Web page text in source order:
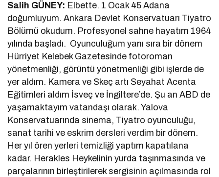
Salih GÜNEY: Elbette. 1 Ocak 45 Adana
doğumluyum. Ankara Devlet Konservatuarı Tiyatro
Bölümü okudum. Profesyonel sahne hayatım 1964
yılında başladı. Oyunculuğum yanı sıra bir dönem
Hürriyet Kelebek Gazetesinde fotoroman
yönetmenliği, görüntü yönetmenliği gibi işlerde de
yer aldım. Kamera ve Skeç artı Seyahat Acenta
Eğitimleri aldım İsveç ve İngiltere’de. Şu an ABD de
yaşamaktayım vatandaşı olarak. Yalova
Konservatuarında sinema, Tiyatro oyunculuğu,
sanat tarihi ve eskrim dersleri verdim bir dönem.
Her yıl ören yerleri temizliği yaptım kapatılana
kadar. Herakles Heykelinin yurda taşınmasında ve
parçalarının birleştirilerek sergisinin açılmasında rol